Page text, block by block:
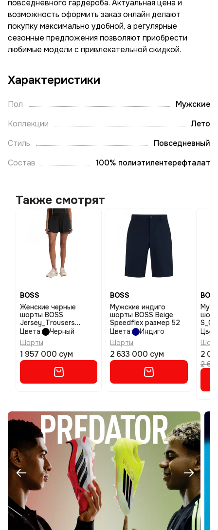
повседневного гардероба. Актуальная цена и
возможность оформить заказ онлайн делают
покупку максимально удобной, а регулярные
сезонные предложения позволяют приобрести
любимые модели с привлекательной скидкой.
Характеристики
Пол
Мужские
Коллекции
Лето
Стиль
Повседневный
Состав
100% полиэтилентерефталат
Также смотрят
BOSS
Женские черные
шорты BOSS
Jersey_Trousers
размер m
Цвета:
Черный
Шорты
1 957 000 сум
BOSS
Мужские индиго
шорты BOSS Beige
Speedflex размер 52
Цвета:
Индиго
Шорты
2 633 000 сум 2
2